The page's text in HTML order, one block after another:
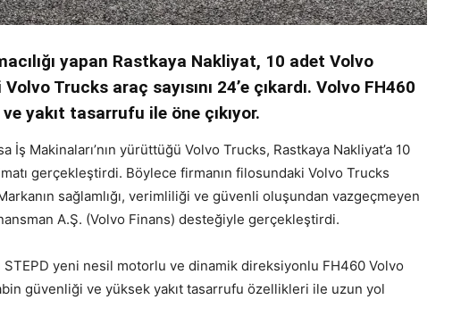
yapan Rastkaya Nakliyat, 10 adet Volvo
Trucks araç sayısını 24’e çıkardı. Volvo FH460
yakıt tasarrufu ile öne çıkıyor.
Makinaları’nın yürüttüğü Volvo Trucks, Rastkaya Nakliyat’a 10
gerçekleştirdi. Böylece firmanın filosundaki Volvo Trucks
Markanın sağlamlığı, verimliliği ve güvenli oluşundan vazgeçmeyen
A.Ş. (Volvo Finans) desteğiyle gerçekleştirdi.
STEPD yeni nesil motorlu ve dinamik direksiyonlu FH460 Volvo
güvenliği ve yüksek yakıt tasarrufu özellikleri ile uzun yol